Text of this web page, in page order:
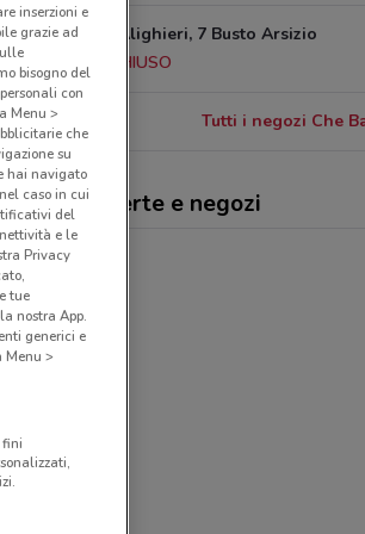
Via Dante Alighieri, 7 Busto Arsizio
25.5 km
CHIUSO
Tutti i negozi Che
Banca!, offerte e negozi
inserzioni e
grazie ad
bisogno del
con
Menu >
che
su
hai navigato
caso in cui
del
e le
Privacy
tue
nostra App.
generici e
Menu >
fini